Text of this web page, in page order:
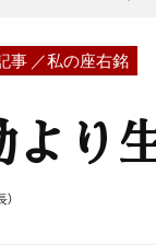
事 ／私の座右銘
り